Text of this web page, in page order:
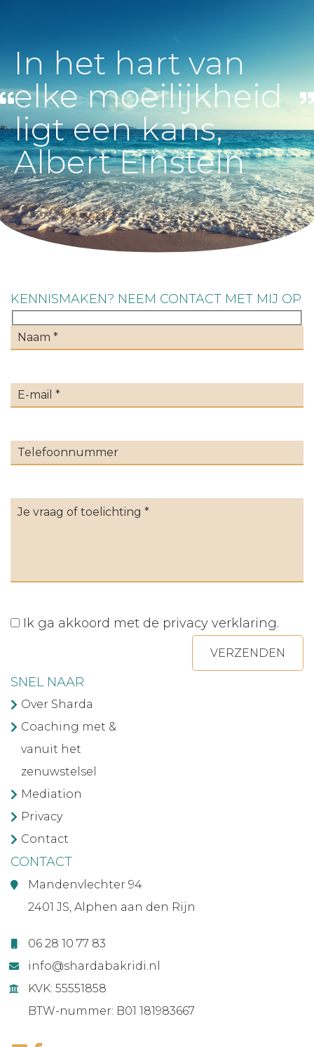
In het hart van
elke moeilijkheid
ligt een kans,
Albert Einstein
KENNISMAKEN? NEEM CONTACT MET MIJ OP
Ik ga akkoord met de privacy verklaring.
VERZENDEN
SNEL NAAR
Over Sharda
Coaching met &
vanuit het
zenuwstelsel
Mediation
Privacy
Contact
CONTACT
Mandenvlechter 94
2401 JS, Alphen aan den Rijn
06 28 10 77 83
info@shardabakridi.nl
KVK: 55551858
BTW-nummer: B01 181983667